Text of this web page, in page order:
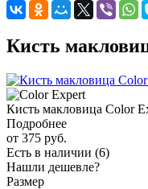
Кисть
Кисть макловица Color
Подробнее
от 375 руб.
Есть в наличии (6)
Нашли дешевле?
Размер